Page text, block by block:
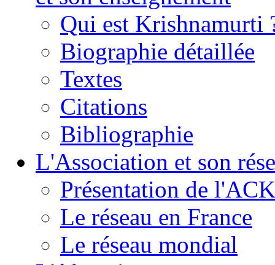
Qui est Krishnamurti
Biographie détaillée
Textes
Citations
Bibliographie
L'Association et son
Présentation de l'ACK
Le réseau en France
Le réseau mondial